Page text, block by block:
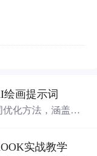
画提示词
化方法，涵盖其
梵高/浪漫主义/抽
实战教学